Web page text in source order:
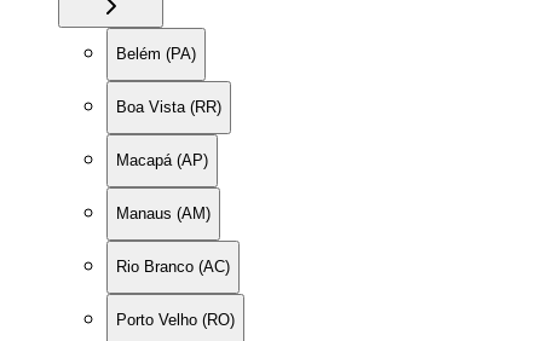
Belém (PA)
Boa Vista (RR)
Macapá (AP)
Manaus (AM)
Rio Branco (AC)
Porto Velho (RO)